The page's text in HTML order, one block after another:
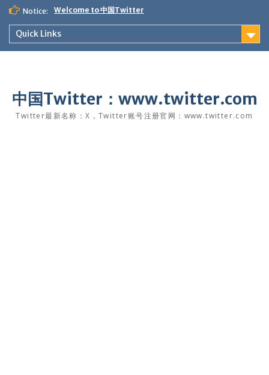
Skip
content
Notice: Welcome to 中国Twitter
Quick Links
中国Twitter：www.twitter.com
Twitter最新名称：X，Twitter账号注册官网：www.twitter.com